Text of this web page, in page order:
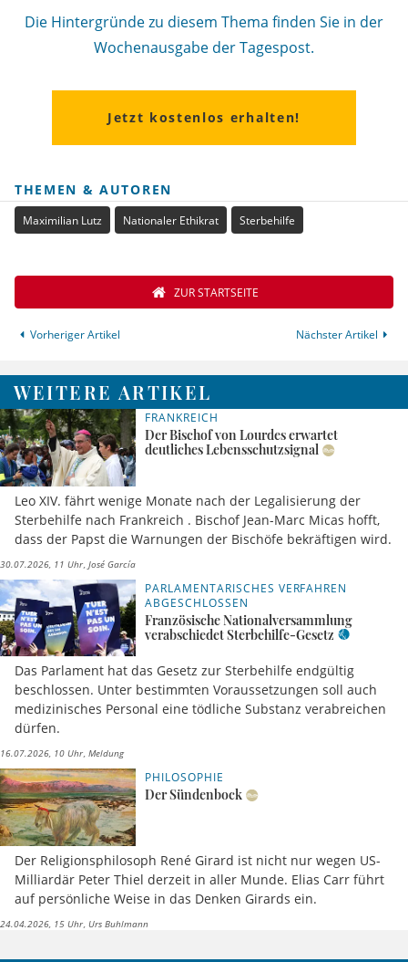
Die Hintergründe zu diesem Thema finden Sie in der
Wochenausgabe der Tagespost.
Jetzt kostenlos erhalten!
THEMEN & AUTOREN
Maximilian Lutz Nationaler Ethikrat Sterbehilfe
Vorheriger Artikel
ZUR STARTSEITE
Nächster Artikel
WEITERE ARTIKEL
FRANKREICH
Der Bischof von Lourdes erwartet
deutliches Lebensschutzsignal
Leo XIV. fährt wenige Monate nach der Legalisierung der
Sterbehilfe nach Frankreich . Bischof Jean-Marc Micas hofft,
dass der Papst die Warnungen der Bischöfe bekräftigen wird.
30.07.2026, 11 Uhr José García
PARLAMENTARISCHES VERFAHREN
ABGESCHLOSSEN
Französische Nationalversammlung
verabschiedet Sterbehilfe-Gesetz
Das Parlament hat das Gesetz zur Sterbehilfe endgültig
beschlossen. Unter bestimmten Voraussetzungen soll auch
medizinisches Personal eine tödliche Substanz verabreichen
dürfen.
16.07.2026, 10 Uhr Meldung
PHILOSOPHIE
Der Sündenbock
Der Religionsphilosoph René Girard ist nicht nur wegen US-
Milliardär Peter Thiel derzeit in aller Munde. Elias Carr führt
auf persönliche Weise in das Denken Girards ein.
24.04.2026, 15 Uhr Urs Buhlmann